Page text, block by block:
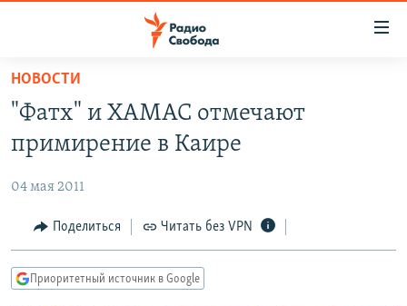
упрощенного
доступа
основному
Вернутся
главной
навигации
ПРОГРАММЫ
АВТОРСКИЕ ПРОЕКТЫ
ЦИТАТЫ СВОБОДЫ
МНЕНИЯ
IDEL.РЕАЛИИ
НОВОСТИ
"Фатх" и ХАМАС отмечают
примирение в Каире
04 мая 2011
Поделиться Читать без VPN
Приоритетный источник в Google